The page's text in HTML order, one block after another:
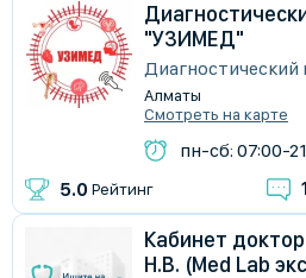
"УЗИМЕД"
Диагностический
Алматы
Смотреть на карте
пн-сб: 07:00-
5.0 Рейтинг
Кабинет
Н.В. (Med Lab